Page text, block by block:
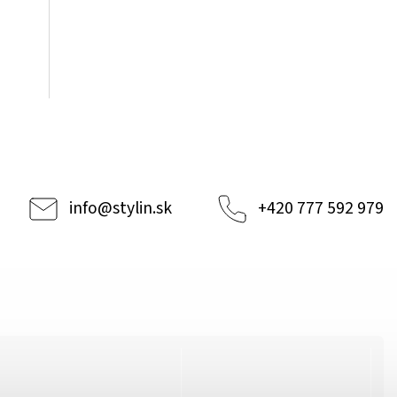
info@stylin.sk +420 777 592 979